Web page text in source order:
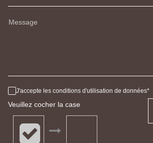
Message
J'accepte les conditions d'utilisation de données
Veuillez cocher la case